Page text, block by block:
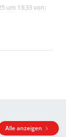
um 13:33 von:
Alle anzeigen